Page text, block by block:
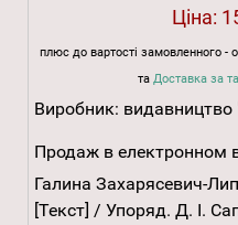
Ціна:
плюс до вартості замовленного -
та Доставка за
Виробник:
Продаж в електронном
Галина Захарясевич-
[Текст] / Упоряд. Д. І.